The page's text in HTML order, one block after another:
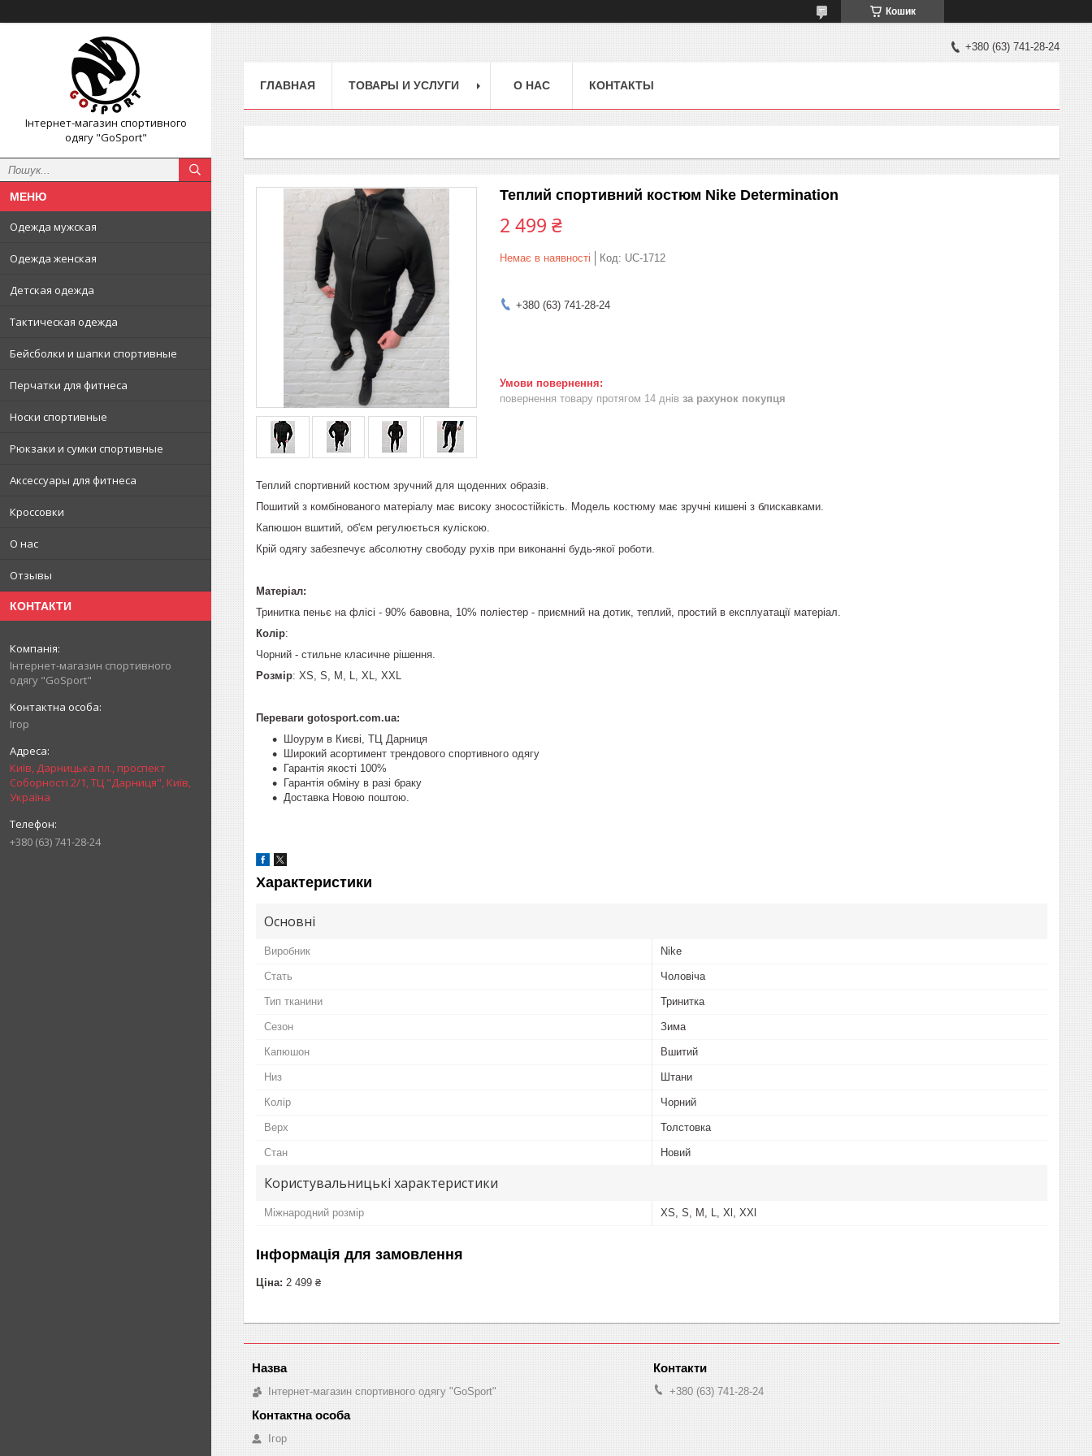
Кошик
Інтернет-магазин спортивного
одягу "GoSport"
Одежда мужская
Одежда женская
Детская одежда
Тактическая одежда
Бейсболки и шапки спортивные
Перчатки для фитнеса
Носки спортивные
Рюкзаки и сумки спортивные
Аксессуары для фитнеса
Кроссовки
О нас
Отзывы
КОНТАКТИ
Інтернет-магазин спортивного
одягу "GoSport"
Ігор
Київ, Дарницька пл., проспект
Соборності 2/1, ТЦ "Дарниця", Київ,
Україна
+380 (63) 741-28-24
+380 (63) 741-28-24
ГЛАВНАЯ ТОВАРЫ И УСЛУГИ О НАС КОНТАКТЫ
Теплий спортивний костюм Nike Determination
2 499 ₴
Немає в наявності Код: UC-1712
+380 (63) 741-28-24
повернення товару протягом 14 днів за рахунок покупця
Теплий спортивний костюм зручний для щоденних образів.
Пошитий з комбінованого матеріалу має високу зносостійкість. Модель костюму має зручні кишені з блискавками.
Капюшон вшитий, об'єм регулюється куліскою.
Крій одягу забезпечує абсолютну свободу рухів при виконанні будь-якої роботи.
Матеріал:
Тринитка пеньє на флісі - 90% бавовна, 10% поліестер - приємний на дотик, теплий, простий в експлуатації матеріал.
Колір:
Чорний - стильне класичне рішення.
Розмір: XS, S, M, L, XL, XXL
Переваги gotosport.com.ua:
Шоурум в Києві, ТЦ Дарниця
Широкий асортимент трендового спортивного одягу
Гарантія якості 100%
Гарантія обміну в разі браку
Доставка Новою поштою.
Характеристики
Основні
Виробник Nike
Стать Чоловіча
Тип тканини Тринитка
Сезон Зима
Капюшон Вшитий
Низ Штани
Колір Чорний
Верх Толстовка
Стан Новий
Користувальницькі характеристики
Міжнародний розмір XS, S, M, L, Xl, XXl
Інформація для замовлення
Ціна: 2 499 ₴
Інтернет-магазин спортивного одягу "GoSport"
Ігор
+380 (63) 741-28-24